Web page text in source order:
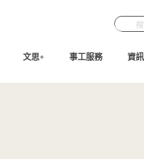
文思+ 事工服務 資訊